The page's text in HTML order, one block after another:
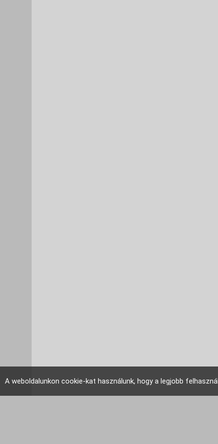
A weboldalunkon cookie-kat használunk, hogy a legjobb